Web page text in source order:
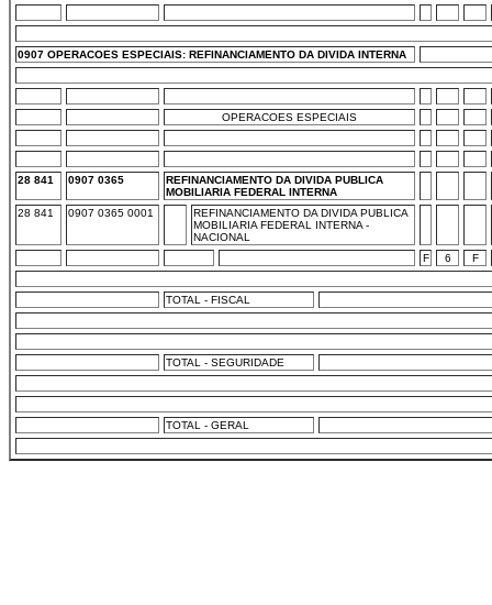
0907 OPERACOES ESPECIAIS: REFINANCIAMENTO DA DIVIDA INTERNA
OPERACOES ESPECIAIS
28 841 0907 0365
REFINANCIAMENTO DA DIVIDA PUBLICA
MOBILIARIA FEDERAL INTERNA
28 841
0907 0365 0001
REFINANCIAMENTO DA DIVIDA PUBLICA
MOBILIARIA FEDERAL INTERNA -
NACIONAL
F
6 F
TOTAL - FISCAL
TOTAL - SEGURIDADE
TOTAL - GERAL